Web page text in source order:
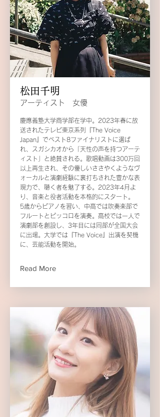
松田千明
アーティスト 女優
慶應義塾大学商学部在学中。2023年春に放
送されたテレビ東京系列『The Voice
Japan』でベスト8ファイナリストに選ば
れ、スガシカオから「天性の声を持つアーテ
ィスト」と絶賛される。歌唱動画は300万回
以上再生され、その優しいささやくようなヴ
ォーカルと演劇経験に裏打ちされた豊かな表
現力で、聴く者を魅了する。2023年4月よ
り、音楽と役者活動を本格的にスタート。
5歳からピアノを習い、中高では吹奏楽部で
フルートとピッコロを演奏。高校では一人で
演劇部を創設し、3年目には同部が全国大会
に出場。大学では『The Voice』出演を契機
に、芸能活動を開始。
Read More